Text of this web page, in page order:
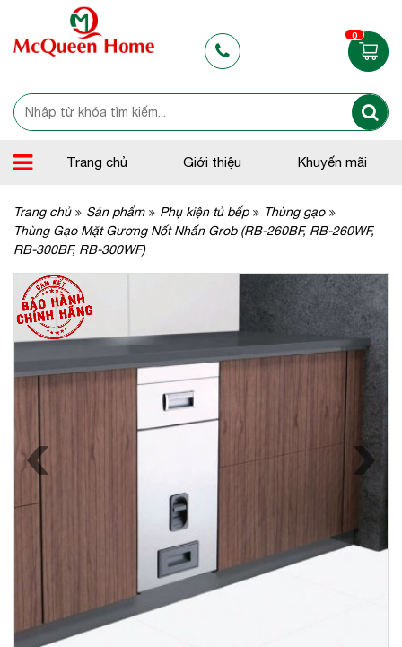
0
Trang chủ Giới thiệu Khuyến mãi
Trang chủ Sản phẩm Phụ kiện tủ bếp
Thùng gạo
Thùng Gạo Mặt Gương Nốt Nhấn Grob (RB-260BF, RB-260WF,
RB-300BF, RB-300WF)